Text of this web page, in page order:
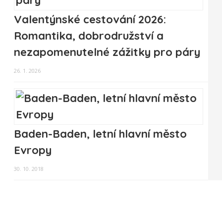
Valentýnské cestování 2026:
Romantika, dobrodružství a
nezapomenutelné zážitky pro páry
26. 1. 2026
Baden-Baden, letní hlavní město
Evropy
30. 10. 2018